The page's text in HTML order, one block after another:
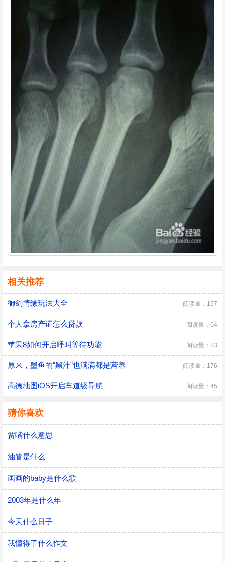
相关推荐
御剑情缘玩法大全 阅读量：157
个人拿房产证怎么贷款 阅读量：64
苹果8如何开启呼叫等待功能 阅读量：73
原来，墨鱼的“黑汁”也满满都是营养 阅读量：176
高德地图iOS开启车道级导航 阅读量：45
猜你喜欢
贫嘴什么意思
油管是什么
画画的baby是什么歌
2003年是什么年
今天什么日子
我懂得了什么作文